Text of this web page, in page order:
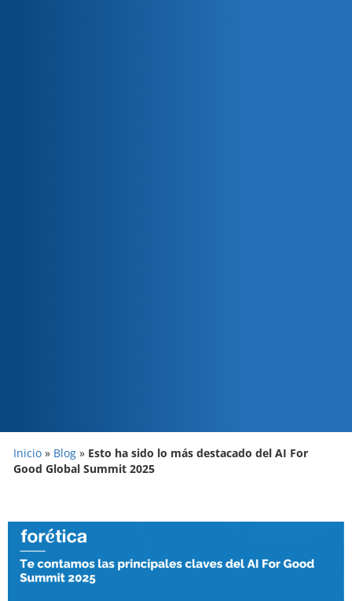
Inicio » Blog » Esto ha sido lo más destacado del AI For
Good Global Summit 2025